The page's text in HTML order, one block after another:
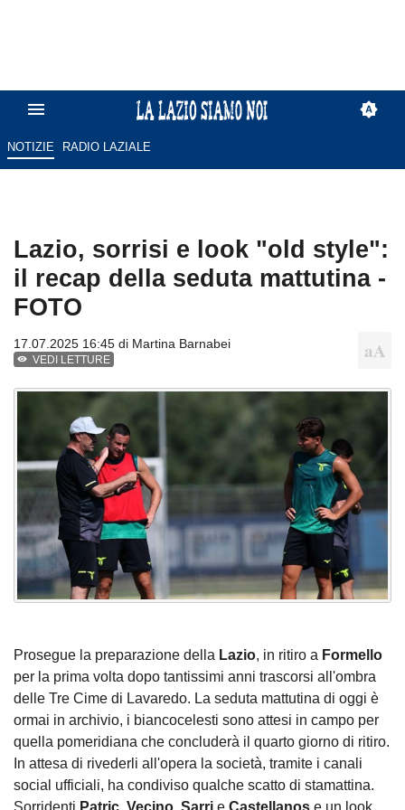
NOTIZIE RADIO LAZIALE
Lazio, sorrisi e look "old style":
il recap della seduta mattutina -
FOTO
17.07.2025 16:45 di Martina Barnabei
VEDI LETTURE
Prosegue la preparazione della Lazio, in ritiro a Formello
per la prima volta dopo tantissimi anni trascorsi all'ombra
delle Tre Cime di Lavaredo. La seduta mattutina di oggi è
ormai in archivio, i biancocelesti sono attesi in campo per
quella pomeridiana che concluderà il quarto giorno di ritiro.
In attesa di rivederli all'opera la società, tramite i canali
social ufficiali, ha condiviso qualche scatto di stamattina.